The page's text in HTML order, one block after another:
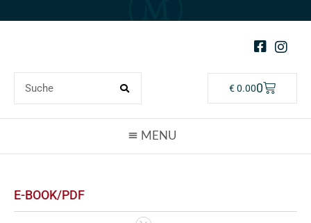
€0.000
E-BOOK/PDF